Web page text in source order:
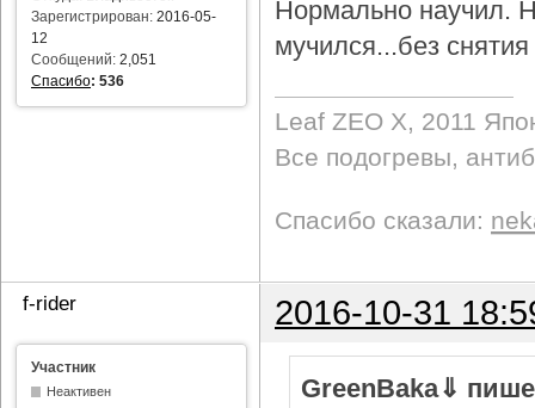
Зарегистрирован: 2016-05-
12
Сообщений: 2,051
Спасибо: 536
Нормально научил.
мучился...без снятия
Leaf ZEO Х, 2011
Все подогревы,
Спасибо сказали:
f-rider 2016-10-31
Участник
Неактивен
GreenBaka⇓